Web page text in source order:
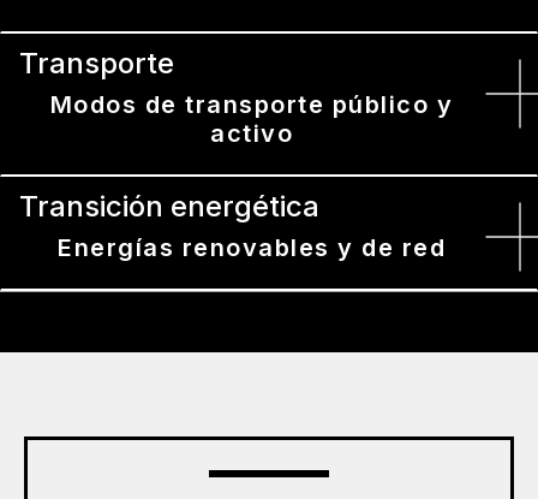
Transporte
Modos de transporte público y
activo
Transición energética
Energías renovables y de red